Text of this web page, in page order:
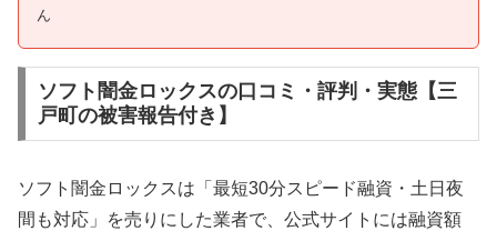
ん
ソフト闇金ロックスの口コミ・評判・実態【三
戸町の被害報告付き】
ソフト闇金ロックスは「最短30分スピード融資・土日夜
間も対応」を売りにした業者で、公式サイトには融資額